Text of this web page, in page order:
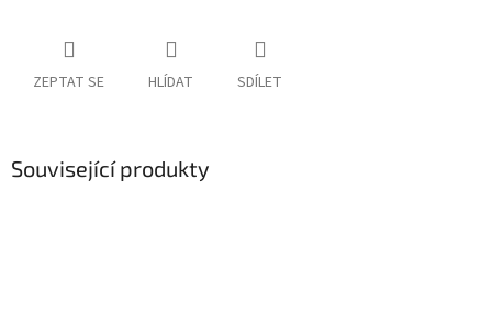
ZEPTAT SE HLÍDAT SDÍLET
Související produkty